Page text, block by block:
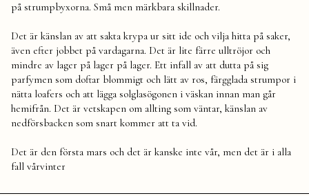
på strumpbyxorna. Små men märkbara skillnader.
Det är känslan av att sakta krypa ur sitt ide och vilja hitta på saker,
även efter jobbet på vardagarna. Det är lite färre ulltröjor och
mindre av lager på lager på lager. Ett infall av att dutta på sig
parfymen som doftar blommigt och lätt av ros, färgglada strumpor i
nätta loafers och att lägga solglasögonen i väskan innan man går
hemifrån. Det är vetskapen om allting som väntar, känslan av
nedförsbacken som snart kommer att ta vid.
Det är den första mars och det är kanske inte vår, men det är i alla
fall vårvinter